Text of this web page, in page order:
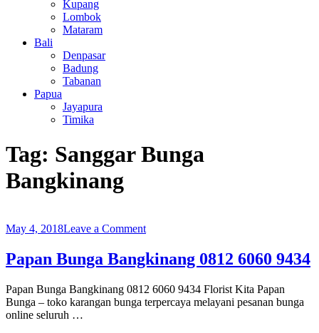
Kupang
Lombok
Mataram
Bali
Denpasar
Badung
Tabanan
Papua
Jayapura
Timika
Tag: Sanggar Bunga
Bangkinang
May 4, 2018Leave a Commenton
Bunga
Bangkinang
6060
9434
Papan Bunga Bangkinang 0812 6060 9434
Papan Bunga Bangkinang 0812 6060 9434 Florist Kita Papan
Bunga – toko karangan bunga terpercaya melayani pesanan bunga
online seluruh …